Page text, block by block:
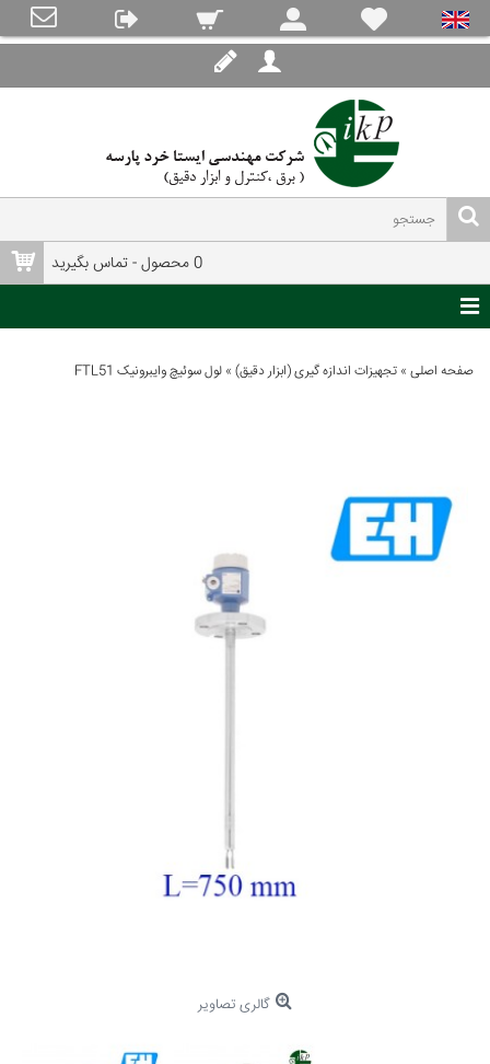
0 محصول - تماس بگیرید
صفحه اصلی » تجهیزات اندازه گیری (ابزار دقیق) » لول سوئیچ وایبرونیک FTL51
گالری تصاویر